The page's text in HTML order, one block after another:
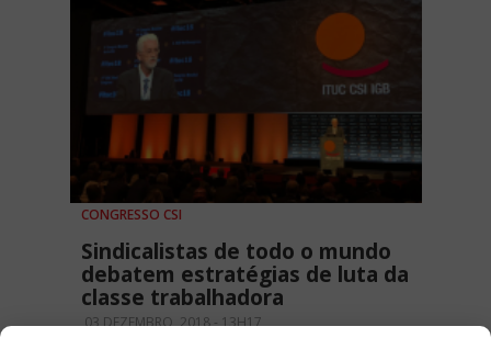
CONGRESSO CSI
Sindicalistas de todo o mundo
debatem estratégias de luta da
classe trabalhadora
03 DEZEMBRO, 2018 - 13H17